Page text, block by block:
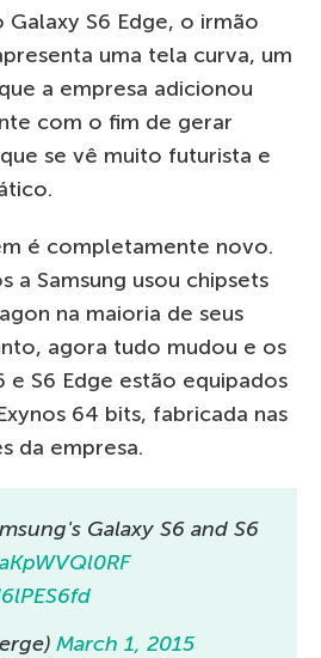
S6 Edge, o irmão
uma tela curva, um
a empresa adicionou
com o fim de gerar
se vê muito futurista e
é completamente novo.
a Samsung usou chipsets
na maioria de seus
agora tudo mudou e os
e S6 Edge estão equipados
64 bits, fabricada nas
da empresa.
Galaxy S6 and S6
March 1, 2015